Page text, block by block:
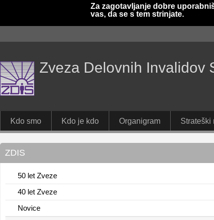
Za zagotavljanje dobre
vas, da se s tem strinjate.
Zveza Delovnih Invalidov
Kdo smo Kdo je kdo Organigram Strateški
ZDIS
50 let Zveze
40 let Zveze
Novice